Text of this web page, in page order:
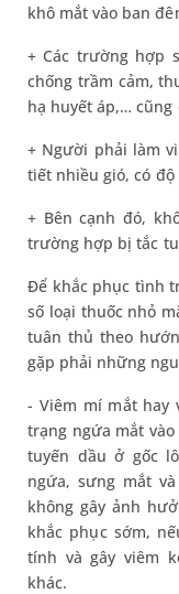
khô mắt vào ban
+ Các trường hợp
chống trầm cảm,
hạ huyết áp,…
+ Người phải làm
tiết nhiều gió, có
+ Bên cạnh đó,
trường hợp bị tắc
Để khắc phục tình
số loại thuốc nhỏ
tuân thủ theo
gặp phải những
- Viêm mí mắt hay
trạng ngứa mắt
tuyến dầu ở gốc
ngứa, sưng mắt
không gây ảnh
khắc phục sớm,
tính và gây viêm
khác.